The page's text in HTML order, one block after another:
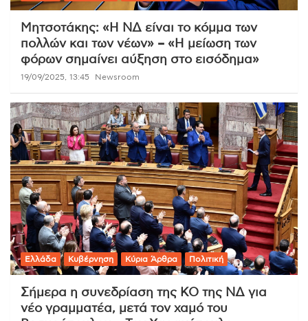
Μητσοτάκης: «Η ΝΔ είναι το κόμμα των
πολλών και των νέων» – «Η μείωση των
φόρων σημαίνει αύξηση στο εισόδημα»
19/09/2025, 13:45 Newsroom
Ελλάδα Κυβέρνηση Κύρια Άρθρα Πολιτική
Σήμερα η συνεδρίαση της ΚΟ της ΝΔ για
νέο γραμματέα, μετά τον χαμό του